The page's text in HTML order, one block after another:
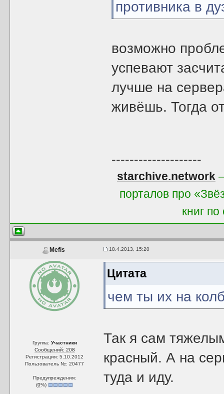
противника в
возможно
успевают
лучше на
живёшь. Тогда
--------------------
starchive.network
порталов про
книг
Mefis 18.4.2013, 15:20
Группа: Участники
Сообщений: 208
Регистрация: 5.10.2012
Пользователь №: 20477
Предупреждения:
(0%)
Цитата
чем ты их на
Так я сам
красный. А на
туда и иду.